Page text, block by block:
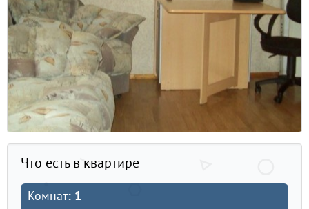
Что есть в квартире
Комнат: 1